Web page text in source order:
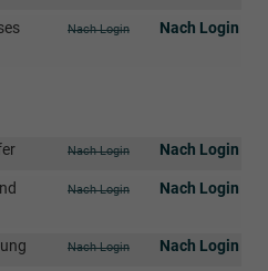
Nach Login
Nach Login
Nach Login
Nach Login
Nach Login
Nach Login
Nach Login
Nach Login